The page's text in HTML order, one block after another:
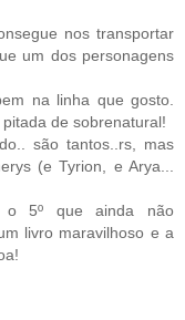
nos transportar
um dos personagens
na linha que gosto.
de sobrenatural!
são tantos..rs, mas
(e Tyrion, e Arya...
o 5º que ainda não
livro maravilhoso e a